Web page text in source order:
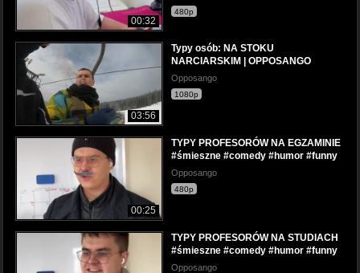
00:32
480p
03:56
Typy osób: NA STOKU
NARCIARSKIM | OPPOSANGO
Opposango
1080p
00:25
TYPY PROFESORÓW NA EGZAMINIE
#śmieszne #comedy #humor #funny
Opposango
480p
TYPY PROFESORÓW NA STUDIACH
#śmieszne #comedy #humor #funny
Opposango